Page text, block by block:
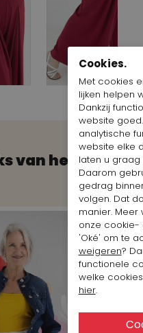
van het merk
Cookies.
Met cookies
lijken helpen
Dankzij
website
analytische
website elke
laten u graag
Daarom
gedrag
volgen. Dat
manier. Meer
onze cookie-
'Oké' om te
weigeren?
functionele
welke
hier.